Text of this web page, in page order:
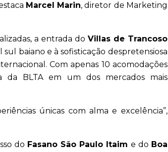
Marcel Marin, diretor de Marketing
a entrada do Villas de Trancoso
baiano e à sofisticação despretensiosa
Com apenas 10 acomodações
da BLTA em um dos mercados mais
únicas com alma e excelência”,
do Fasano São Paulo Itaim e do Boa